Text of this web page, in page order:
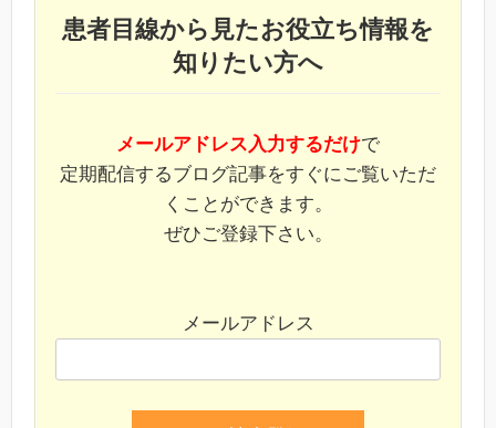
患者目線から見たお役立ち情報を
知りたい方へ
メールアドレス入力するだけで
定期配信するブログ記事をすぐにご覧いただ
くことができます。
ぜひご登録下さい。
メールアドレス